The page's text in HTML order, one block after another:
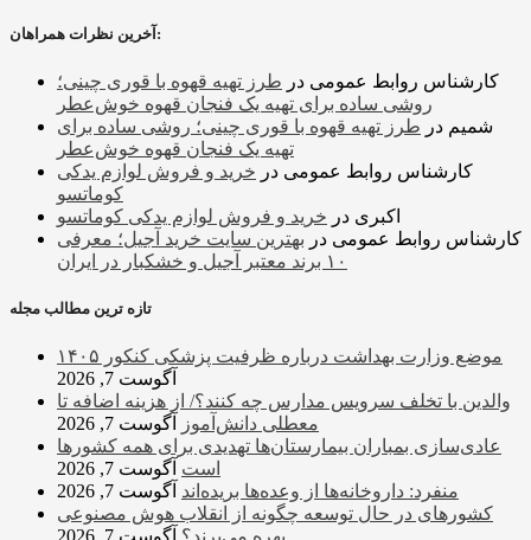
آخرین نظرات همراهان:
کارشناس روابط عمومی در طرز تهیه قهوه با قوری چینی؛
روشی ساده برای تهیه یک فنجان قهوه خوش‌عطر
شمیم در طرز تهیه قهوه با قوری چینی؛ روشی ساده برای
تهیه یک فنجان قهوه خوش‌عطر
کارشناس روابط عمومی در خرید و فروش لوازم یدکی
کوماتسو
اکبری در خرید و فروش لوازم یدکی کوماتسو
کارشناس روابط عمومی در بهترین سایت خرید آجیل؛ معرفی
۱۰ برند معتبر آجیل و خشکبار در ایران
تازه ترین مطالب مجله
موضع وزارت بهداشت درباره ظرفیت پزشکی کنکور ۱۴۰۵
آگوست 7, 2026
والدین با تخلف سرویس مدارس چه کنند؟/ از هزینه اضافه تا
معطلی دانش‌آموز
آگوست 7, 2026
عادی‌سازی بمباران بیمارستان‌ها تهدیدی برای همه کشورها
است آگوست 7, 2026
منفرد: داروخانه‌ها از وعده‌ها بریده‌اند آگوست 7, 2026
کشورهای در حال توسعه چگونه از انقلاب هوش مصنوعی
بهره می‌برند؟ آگوست 7, 2026